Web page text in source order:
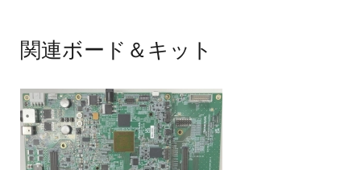
関連ボード＆キット